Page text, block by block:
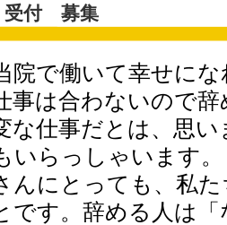
受付 募集
院で働いて幸せに
事は合わないので
な仕事だとは、思
いらっしゃいます。
んにとっても、私
です。辞める人は